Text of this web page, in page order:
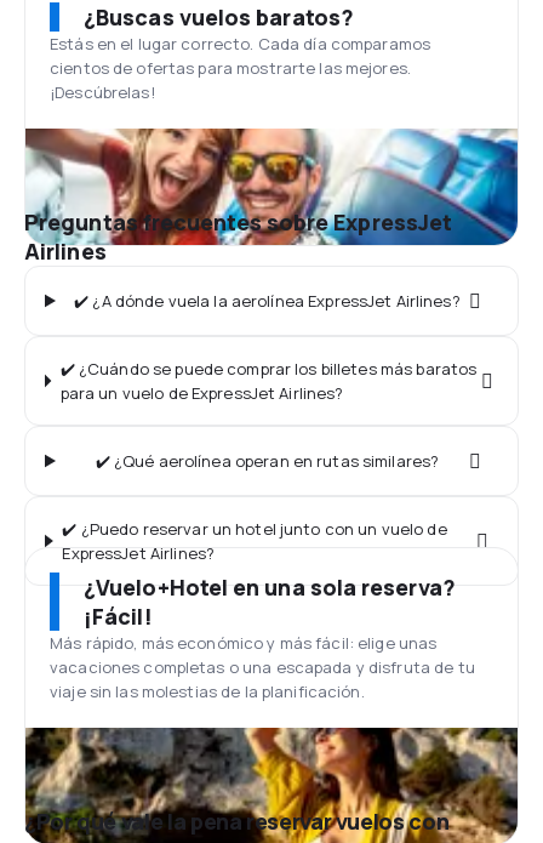
¿Buscas vuelos baratos?
Estás en el lugar correcto. Cada día comparamos
cientos de ofertas para mostrarte las mejores.
¡Descúbrelas!
Preguntas frecuentes sobre ExpressJet
Airlines
✔️ ¿A dónde vuela la aerolínea ExpressJet Airlines?
✔️ ¿Cuándo se puede comprar los billetes más baratos
para un vuelo de ExpressJet Airlines?
✔️ ¿Qué aerolínea operan en rutas similares?
✔️ ¿Puedo reservar un hotel junto con un vuelo de
ExpressJet Airlines?
¿Vuelo+Hotel en una sola reserva?
¡Fácil!
Más rápido, más económico y más fácil: elige unas
vacaciones completas o una escapada y disfruta de tu
viaje sin las molestias de la planificación.
¿Por qué vale la pena reservar vuelos con